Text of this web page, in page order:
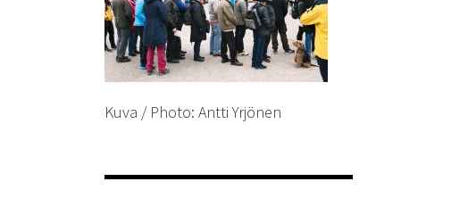
Kuva / Photo: Antti Yrjönen